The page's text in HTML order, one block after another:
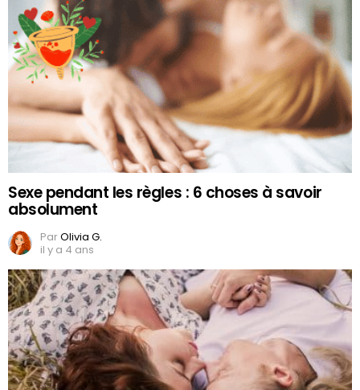
Sexe pendant les règles : 6 choses à savoir
absolument
ParOlivia G.
il y a 4 ans